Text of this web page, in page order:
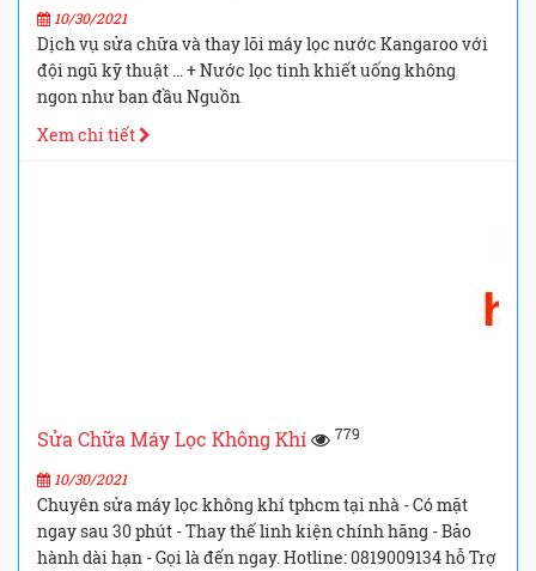
10/30/2021
Dịch vụ sửa chữa và thay lõi máy lọc nước Kangaroo với
đội ngũ kỹ thuật ... + Nước lọc tinh khiết uống không
ngon như ban đầu Nguồn
Xem chi tiết
Sửa Chữa Máy Lọc Không Khí 779
10/30/2021
Chuyên sửa máy lọc không khí tphcm tại nhà - Có mặt
ngay sau 30 phút - Thay thế linh kiện chính hãng - Bảo
hành dài hạn - Gọi là đến ngay. Hotline: 0819009134 hỗ Trợ